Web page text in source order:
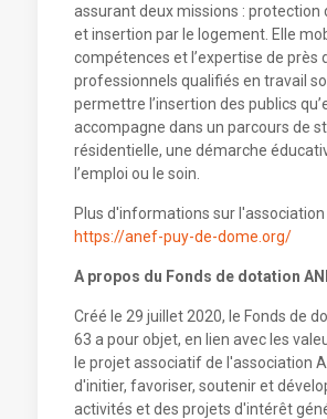
assurant deux missions : protection
et insertion par le logement. Elle
compétences et l’expertise de près
professionnels qualifiés en travail
permettre l’insertion des publics
accompagne dans un parcours de
résidentielle, une démarche
l’emploi ou le soin.
Plus d'informations sur l'association
https://anef-puy-de-dome.org/
A propos du Fonds de dotation
Créé le 29 juillet 2020, le Fonds de
63 a pour objet, en lien avec les
le projet associatif de l'association
d'initier, favoriser, soutenir et
activités et des projets d'intérêt